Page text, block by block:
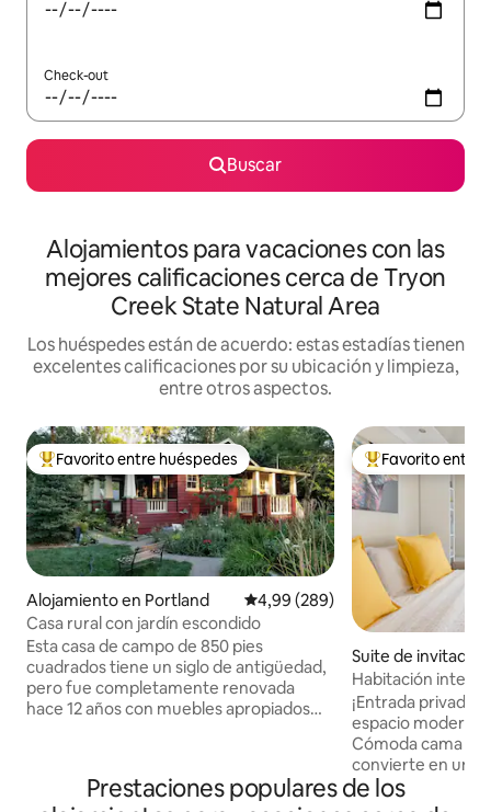
Check-out
Buscar
Alojamientos para vacaciones con las
mejores calificaciones cerca de Tryon
Creek State Natural Area
Los huéspedes están de acuerdo: estas estadías tienen
excelentes calificaciones por su ubicación y limpieza,
entre otros aspectos.
Favorito entre los huéspedes más destacados
Favorito entre huéspedes
Alojamiento en Portland Calificación promedio: 4,99 de
4,99 (289)
Casa rural con jardín escondido
Esta casa de campo de 850 pies
cuadrados tiene un siglo de antigüedad,
pero fue completamente renovada
hace 12 años con muebles apropiados
estufa de leña la hacen acogedora. Se
Favorito entre
Favorito entre
Suite de invitados
da independiente
ukie
Habitación
¡Entrada privada
espacio moderno
Cómoda cama
convierte en un
inteligente con
Video. Patio
Prestaciones populares de los